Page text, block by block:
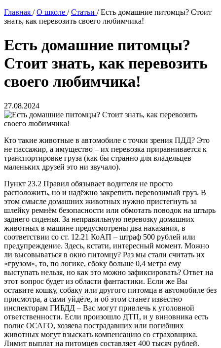
Главная /О школе /Статьи /Есть домашние питомцы? Стоит
знать, как перевозить своего любимчика!
Есть домашние питомцы?
Стоит знать, как перевозить
своего любимчика!
27.08.2024
Кто такие животные в автомобиле с точки зрения ПДД? Это
не пассажир, а имущество – их перевозка приравнивается к
транспортировке груза (как бы странно для владельцев
маленьких друзей это ни звучало).
Пункт 23.2 Правил обязывает водителя не просто
расположить, но и надёжно закрепить перевозимый груз. В
этом смысле домашних животных нужно пристегнуть за
шлейку ремнём безопасности или обмотать поводок на штырь
заднего сиденья. За неправильную перевозку домашних
животных в машине предусмотрены два наказания, в
соответствии со ст. 12.21 КоАП – штраф 500 рублей или
предупреждение. Здесь, кстати, интересный момент. Можно
ли высовываться в окно питомцу? Раз мы стали считать их
«грузом», то, по логике, сбоку больше 0,4 метра ему
выступать нельзя, но как это можно зафиксировать? Ответ на
этот вопрос будет из области фантастики. Если же Вы
оставите кошку, собаку или другого питомца в автомобиле без
присмотра, а сами уйдёте, и об этом станет известно
инспекторам ГИБДД – Вас могут привлечь к уголовной
ответственности. Если произошло ДТП, и у виновника есть
полис ОСАГО, хозяева пострадавших или погибших
животных могут взыскать компенсацию со страховщика.
Лимит выплат на питомцев составляет 400 тысяч рублей.